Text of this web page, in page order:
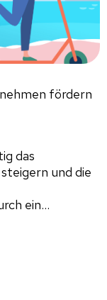
fördern
das
und die
ein...